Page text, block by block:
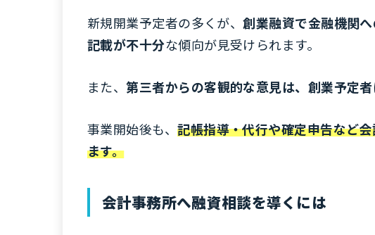
新規開業予定者の多くが、創業融資で金融機関
記載が不十分な傾向が見受けられます。
また、第三者からの客観的な意見は、創業予定
事業開始後も、記帳指導・代行や確定申告など
ます。
会計事務所へ融資相談を導くには